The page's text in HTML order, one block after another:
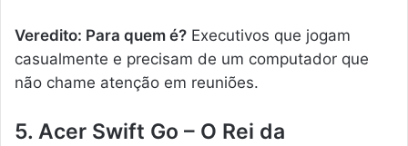
Veredito: Para quem é? Executivos que jogam
casualmente e precisam de um computador que
não chame atenção em reuniões.
5. Acer Swift Go – O Rei da